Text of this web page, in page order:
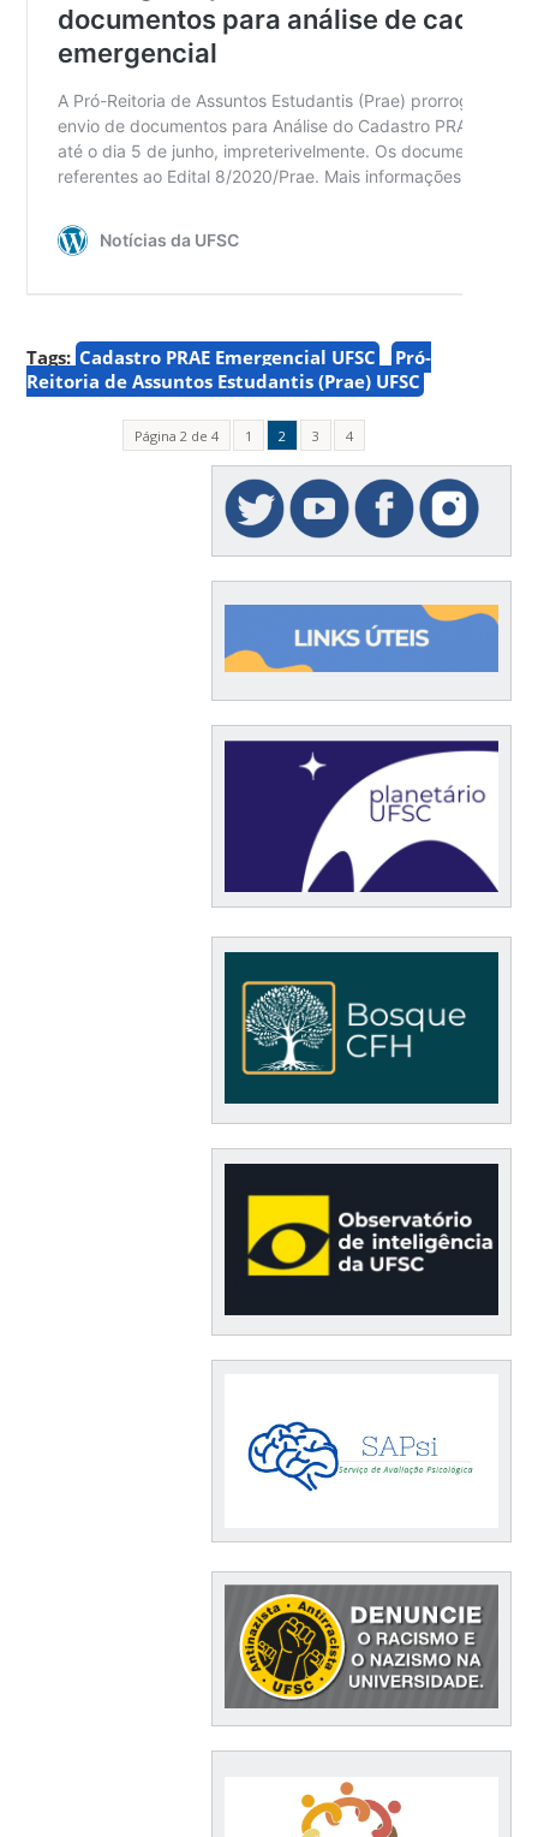
Tags: Cadastro PRAE Emergencial UFSC
Pró-
Reitoria de Assuntos Estudantis (Prae) UFSC
Página 2 de 4 1 2 3 4